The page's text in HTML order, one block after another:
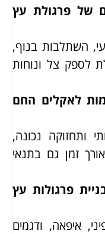
של פרגולת עץ
השתלבות בנוף,
לספק צל ונוחות
לאקלים החם
ותחזוקה נכונה,
זמן גם בתנאי
פרגולות עץ
איפאה, ודגמים